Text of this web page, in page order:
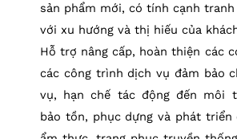
sản phẩm mới, có tính cạnh
với xu hướng và thị hiếu của
Hỗ trợ nâng cấp, hoàn thiện các
các công trình dịch vụ đảm bảo
vụ, hạn chế tác động đến môi
bảo tồn, phục dựng và phát triển